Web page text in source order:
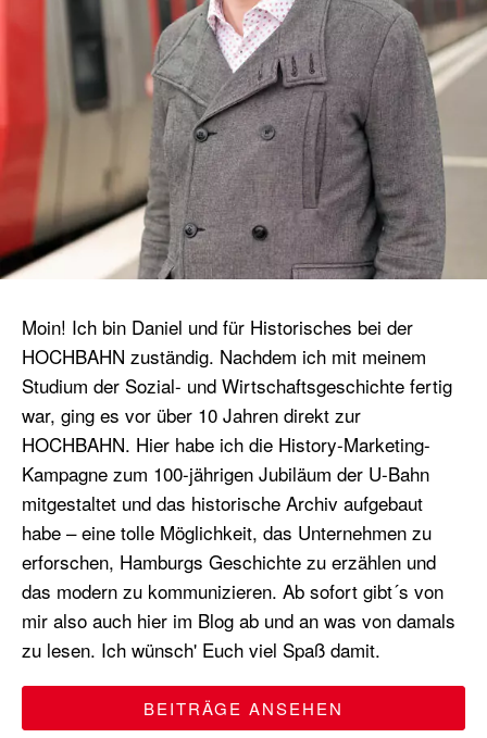
Moin! Ich bin Daniel und für Historisches bei der
HOCHBAHN zuständig. Nachdem ich mit meinem
Studium der Sozial- und Wirtschaftsgeschichte fertig
war, ging es vor über 10 Jahren direkt zur
HOCHBAHN. Hier habe ich die History-Marketing-
Kampagne zum 100-jährigen Jubiläum der U-Bahn
mitgestaltet und das historische Archiv aufgebaut
habe – eine tolle Möglichkeit, das Unternehmen zu
erforschen, Hamburgs Geschichte zu erzählen und
das modern zu kommunizieren. Ab sofort gibt´s von
mir also auch hier im Blog ab und an was von damals
zu lesen. Ich wünsch' Euch viel Spaß damit.
BEITRÄGE ANSEHEN